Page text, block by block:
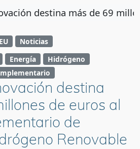
destina más de 69
Noticias
Energía
Hidrógeno
destina
de euros al
de
Renovable